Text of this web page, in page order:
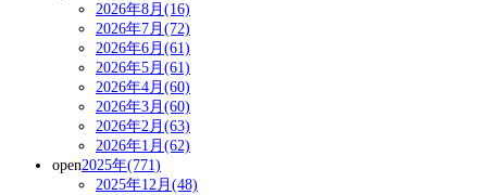
2026年8月(16)
2026年7月(72)
2026年6月(61)
2026年5月(61)
2026年4月(60)
2026年3月(60)
2026年2月(63)
2026年1月(62)
open2025年(771)
2025年12月(48)